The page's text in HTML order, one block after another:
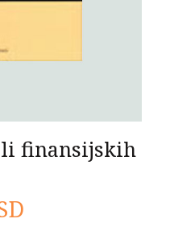
finansijskih